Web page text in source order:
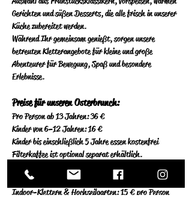
Gerichten und süßen Desserts, die alle frisch in unserer
Küche zubereitet werden.
Während Ihr gemeinsam genießt, sorgen unsere
betreuten Kletterangebote für kleine und große
Abenteurer für Bewegung, Spaß und besondere
Erlebnisse.
Preise für unseren Osterbrunch:
Pro Person ab 13 Jahren: 36 €
Kinder von 6–12 Jahren: 16 €
Kinder bis einschließlich 5 Jahre essen kostenfrei
Filterkaffee ist optional separat erhältlich.
Optionales Kletterangebot
Indoor-Klettern & Hochseilgarten: 15 € pro Person